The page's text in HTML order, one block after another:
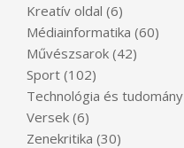
Kreatív oldal (6)
Médiainformatika (60)
Művészsarok (42)
Sport (102)
Technológia és tudomány
Versek (6)
Zenekritika (30)